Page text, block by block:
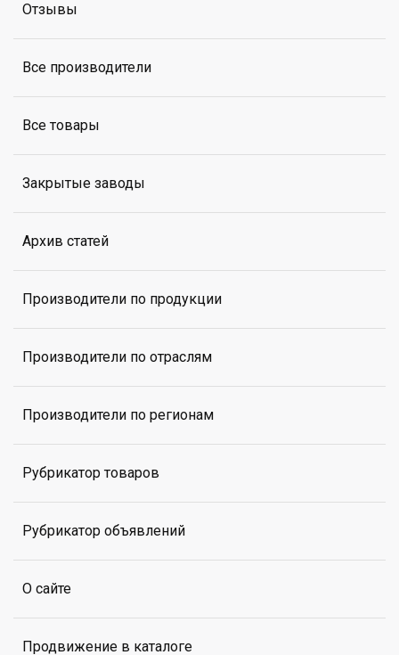
Отзывы
Все производители
Все товары
Закрытые заводы
Архив статей
Производители по продукции
Производители по отраслям
Производители по регионам
Рубрикатор товаров
Рубрикатор объявлений
О сайте
Продвижение в каталоге